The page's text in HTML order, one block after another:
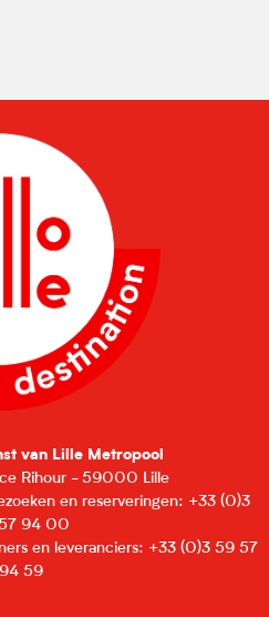
van Lille Metropool
Rihour - 59000 Lille
en reserveringen: +33 (0)3
94 00
en leveranciers: +33 (0)3 59 57
94 59